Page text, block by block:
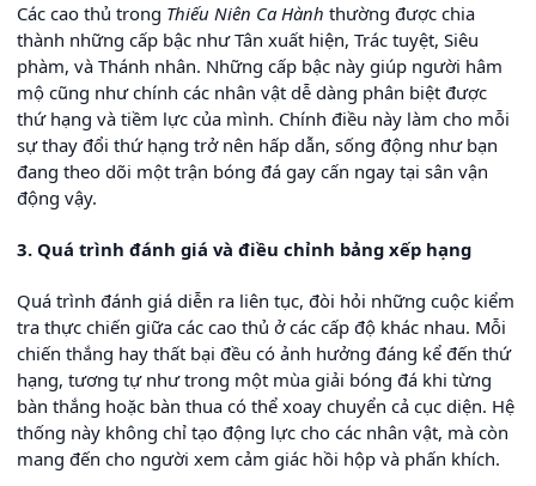
Các cao thủ trong Thiếu Niên Ca Hành thường được chia
thành những cấp bậc như Tân xuất hiện, Trác tuyệt, Siêu
phàm, và Thánh nhân. Những cấp bậc này giúp người hâm
mộ cũng như chính các nhân vật dễ dàng phân biệt được
thứ hạng và tiềm lực của mình. Chính điều này làm cho mỗi
sự thay đổi thứ hạng trở nên hấp dẫn, sống động như bạn
đang theo dõi một trận bóng đá gay cấn ngay tại sân vận
động vậy.
3. Quá trình đánh giá và điều chỉnh bảng xếp hạng
Quá trình đánh giá diễn ra liên tục, đòi hỏi những cuộc kiểm
tra thực chiến giữa các cao thủ ở các cấp độ khác nhau. Mỗi
chiến thắng hay thất bại đều có ảnh hưởng đáng kể đến thứ
hạng, tương tự như trong một mùa giải bóng đá khi từng
bàn thắng hoặc bàn thua có thể xoay chuyển cả cục diện. Hệ
thống này không chỉ tạo động lực cho các nhân vật, mà còn
mang đến cho người xem cảm giác hồi hộp và phấn khích.